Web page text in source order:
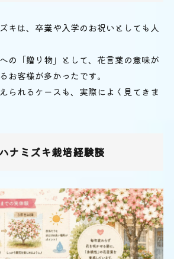
キは、卒業や入学のお祝いとしても人
の「贈り物」として、花言葉の意味が
お客様が多かったです。
られるケースも、実際によく見てきま
ナミズキ栽培経験談